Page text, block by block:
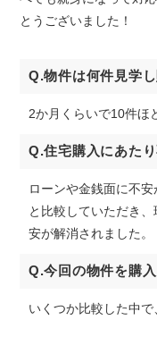
とうございました！
Q.物件は何件見学
2か月くらいで10件ほ
Q.住宅購入にあた
ローンや金銭面に不
と比較していただき
安が解消されました。
Q.今回の物件を購
いくつか比較した中